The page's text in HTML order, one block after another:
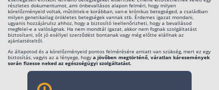
részletes dokumentumot, ami önbevallásos alapon felméri, hogy milyen
kórelőzményeid voltak, műtöttek-e korábban, van-e krónikus betegséged, a családban
milyen genetikailag örökletes betegségek vannak stb. Érdemes igazat mondani,
ugyanis hozzájárulsz ahhoz, hogy a biztosító leellenőrizheti, hogy a bevallásod
megfelel-e a valóságnak. Ha nem mondtál igazat, akkor nem fognak szolgáltatást
biztosítani, sőt jó eséllyel szerződést bontanak vagy még előtte elállnak az
ajánlattételtől.
Az állapotod és a kórelőzményeid pontos felmérésére amiatt van szükség, mert ez egy
biztosítás, vagyis az a lényege, hogy a jövőben megtörténő, váratlan káresemények
során fizesse neked az egészségügyi szolgáltatást.